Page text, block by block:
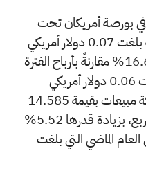
في بورصة أمريكان تحت
) عن أرباح ربع سنوية بلغت 0.07 دولار أمريكي
للسهم الواحد، بزيادة قدرها 16.67% مقارنةً بأرباح الفترة
نفسها من العام الماضي التي بلغت 0.06 دولار أمريكي
للسهم الواحد. كما حققت الشركة مبيعات بقيمة 14.585
مليون دولار أمريكي خلال هذا الربع، بزيادة قدرها 5.52%
الماضي التي بلغت